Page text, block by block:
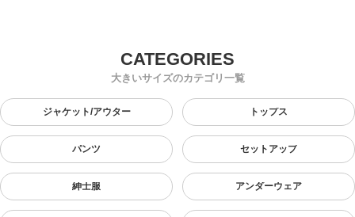
大きいサイズのカテゴリ一覧
ジャケット/アウター トップス
パンツ セットアップ
紳士服 アンダーウェア